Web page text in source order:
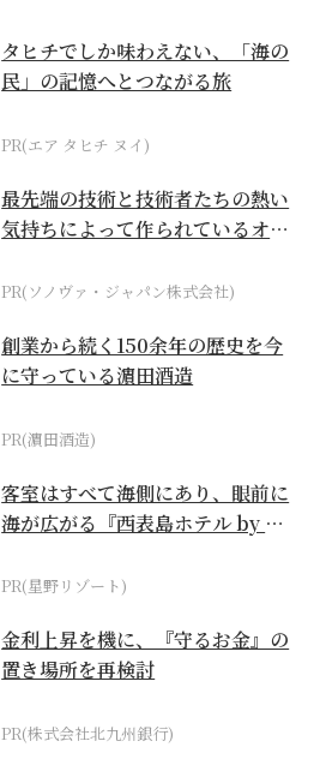
タヒチでしか味わえない、「海の
民」の記憶へとつながる旅
PR(エア タヒチ ヌイ)
最先端の技術と技術者たちの熱い
気持ちによって作られているオー
PR(ソノヴァ・ジャパン株式会社)
創業から続く150余年の歴史を今
に守っている濵田酒造
PR(濵田酒造)
客室はすべて海側にあり、眼前に
海が広がる『西表島ホテル by 星
PR(星野リゾート)
金利上昇を機に、『守るお金』の
置き場所を再検討
PR(株式会社北九州銀行)